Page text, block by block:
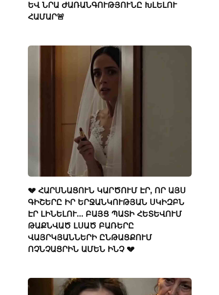
ԵՎ ՆՐԱ ԺԱՌԱՆԳՈՒԹՅՈՒՆԸ ԽԼԵԼՈՒ
ՀԱՄԱՐ🚨
💔 ՀԱՐՍՆԱՑՈՒՆ ԿԱՐԾՈՒՄ ԷՐ, ՈՐ ԱՅՍ
ԳԻՇԵՐԸ ԻՐ ԵՐՋԱՆԿՈՒԹՅԱՆ ՍԿԻԶԲՆ
ԷՐ ԼԻՆԵԼՈՒ… ԲԱՅՑ ՊԱՏԻ ՀԵՏԵՎՈՒՄ
ԹԱՔՆՎԱԾ ԼՍԱԾ ԲԱՌԵՐԸ
ՎԱՅՐԿՅԱՆՆԵՐԻ ԸՆԹԱՑՔՈՒՄ
ՈՉՆՉԱՑՐԻՆ ԱՄԵՆ ԻՆՉ 💔